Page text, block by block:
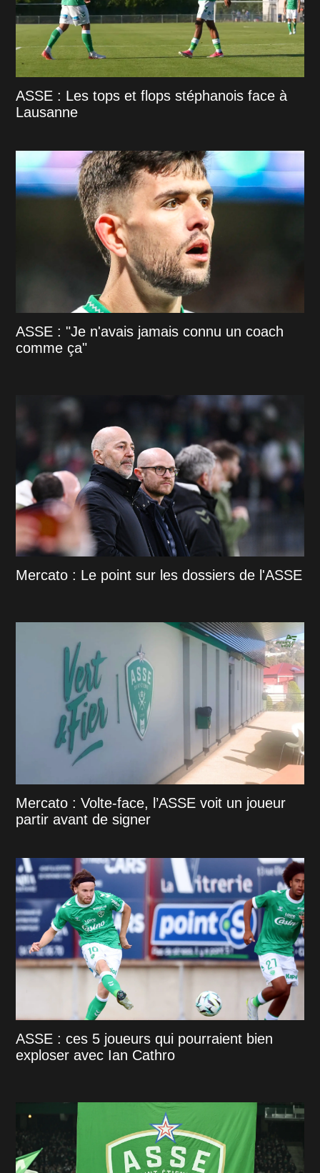
ASSE : Les tops et flops stéphanois face à
Lausanne
ASSE : "Je n'avais jamais connu un coach
comme ça"
Mercato : Le point sur les dossiers de l'ASSE
Mercato : Volte-face, l’ASSE voit un joueur
partir avant de signer
ASSE : ces 5 joueurs qui pourraient bien
exploser avec Ian Cathro